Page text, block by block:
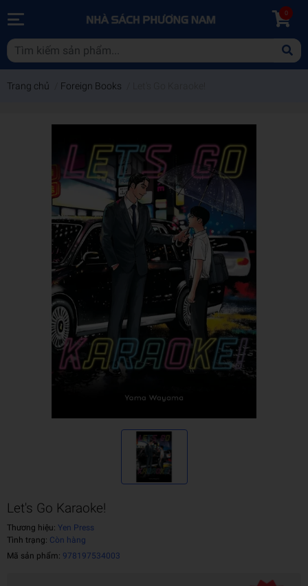
0
Trang chủ Foreign Books
Let's Go Karaoke!
Thương hiệu: Yen Press
Tình trạng: Còn hàng
Mã sản phẩm: 978197534003